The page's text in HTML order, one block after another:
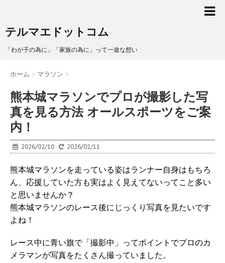
テルマエドットコム
「わが子の為に」「家族の為に」って一途な想い
ホーム > マラソン >
熊本城マラソンでプロが撮影した写
真を見る方法 オールスポーツをご案
内！
2026/02/10 2026/02/11
熊本城マラソンを走っている姿はランナー自身はもちろ
ん、応援していた方も実はよく見えてないってこと多い
と思いませんか？
熊本城マラソンのレース後にじっくり写真を見たいです
よね！
レース中に青い旗で「撮影中」ってポイントでプロのカ
メラマンが写真をたくさん撮っていました。